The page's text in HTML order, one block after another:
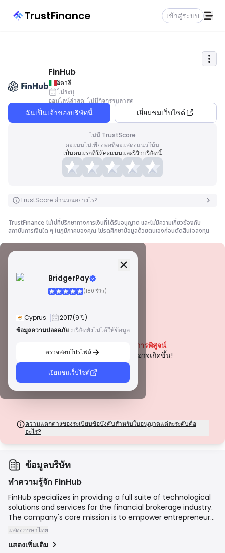
TrustFinance เข้าสู่ระบบ
FinHub
อิตาลี
ไม่ระบุ
ออนไลน์ล่าสุด: ไม่มีกิจกรรมล่าสุด
ฉันเป็นเจ้าของบริษัทนี้ เยี่ยมชมเว็บไซต์
ไม่มี TrustScore
คะแนนไม่เพียงพอที่จะแสดงแนวโน้ม
เป็นคนแรกที่ให้คะแนนและรีวิวบริษัทนี้
TrustScore คำนวณอย่างไร?
TrustFinance ไม่ใช่ที่ปรึกษาทางการเงินที่ได้รับอนุญาต และไม่มีความเกี่ยวข้องกับ
สถาบันการเงินใด ๆ ในภูมิภาคของคุณ โปรดศึกษาข้อมูลด้วยตนเองก่อนตัดสินใจลงทุน
BridgerPay
(180 รีวิว)
Cyprus 2017(9 ปี)
ข้อมูลความปลอดภัย :บริษัทยังไม่ได้ให้ข้อมูล
ตรวจสอบโปรไฟล์
เยี่ยมชมเว็บไซต์
ข้อมูลความปลอดภัย
คำเตือน
ยังไม่ได้รับการพิสูจน์.
โปรดระมัดระวังความเสี่ยงที่อาจเกิดขึ้น!
ความแตกต่างของระเบียบข้อบังคับสำหรับใบอนุญาตแต่ละระดับคือ
อะไร?
ออกโดยหน่วยงานกำกับดูแลที่มีชื่อเสียงระดับโลก ใบอนุญาตเหล่านี้รับประกันการ
เหล่านี้มีมาตรการความปลอดภัยที่แข็งแกร่ง เช่น การแยกเงินทุน การรายงาน
ทางการเงิน และแผนการชดเชย แม้ว่าจะเข้มงวดน้อยกว่าระดับ 1 เล็กน้อย แต่ก็
ให้การคุ้มครองในระดับภูมิภาคที่เชื่อถือได้
ออกโดยหน่วยงานกำกับดูแลในตลาดเกิดใหม่ ใบอนุญาตเหล่านี้ให้การคุ้มครองขั้น
พื้นฐาน เช่น ข้อกำหนดเงินทุนขั้นต่ำและนโยบาย AML การกำกับดูแลมีความเข้ม
งวดน้อยกว่า ดังนั้นผู้ค้าควรใช้ความระมัดระวังและตรวจสอบมาตรการความ
จากเขตอำนาจศาลที่มีการกำกับดูแลน้อยที่สุด ใบอนุญาตเหล่านี้มักขาดการ
คุ้มครองที่สำคัญ เช่น การแยกเงินทุนและการประกันภัย แม้ว่าจะมีความยืดหยุ่นใน
ข้อมูลบริษัท
ทำความรู้จัก FinHub
FinHub specializes in providing a full suite of technological
solutions and services for the financial brokerage industry.
The company's core mission is to empower entrepreneurs
and institutions to launch and operate their own forex,
crypto, or multi-asset brokerages efficiently. Their
offerings include White Label trading platforms
แสดงภาษาไทย
แสดงเพิ่มเติม